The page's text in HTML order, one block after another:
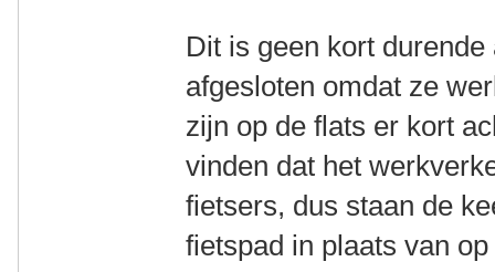
Dit is geen kort
afgesloten omdat ze
zijn op de flats er kort
vinden dat het
fietsers, dus staan de
fietspad in plaats van